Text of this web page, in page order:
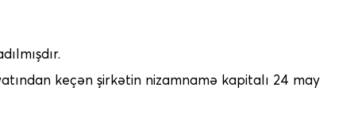
keçən şirkətin nizamnamə kapitalı 24 may